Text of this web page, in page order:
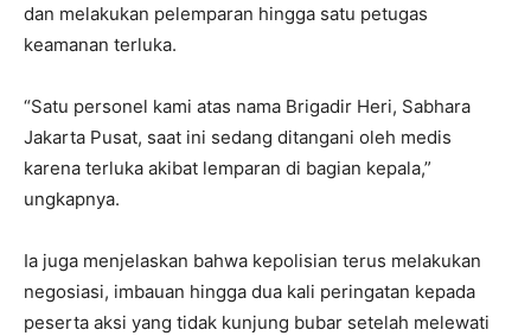
dan melakukan pelemparan hingga satu petugas
keamanan terluka.
“Satu personel kami atas nama Brigadir Heri, Sabhara
Jakarta Pusat, saat ini sedang ditangani oleh medis
karena terluka akibat lemparan di bagian kepala,”
ungkapnya.
Ia juga menjelaskan bahwa kepolisian terus melakukan
negosiasi, imbauan hingga dua kali peringatan kepada
peserta aksi yang tidak kunjung bubar setelah melewati